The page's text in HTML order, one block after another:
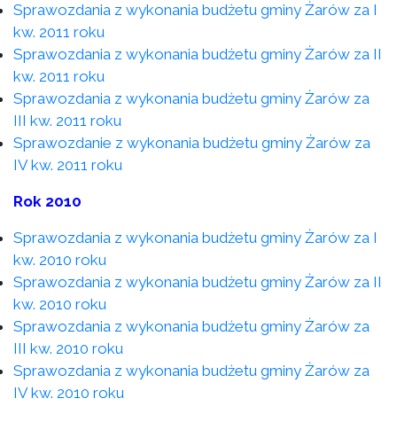
Sprawozdania z wykonania budżetu gminy Żarów za I
kw. 2011 roku
Sprawozdania z wykonania budżetu gminy Żarów za II
kw. 2011 roku
Sprawozdania z wykonania budżetu gminy Żarów za
III kw. 2011 roku
Sprawozdanie z wykonania budżetu gminy Żarów za
IV kw. 2011 roku
Rok 2010
Sprawozdania z wykonania budżetu gminy Żarów za I
kw. 2010 roku
Sprawozdania z wykonania budżetu gminy Żarów za II
kw. 2010 roku
Sprawozdania z wykonania budżetu gminy Żarów za
III kw. 2010 roku
Sprawozdania z wykonania budżetu gminy Żarów za
IV kw. 2010 roku